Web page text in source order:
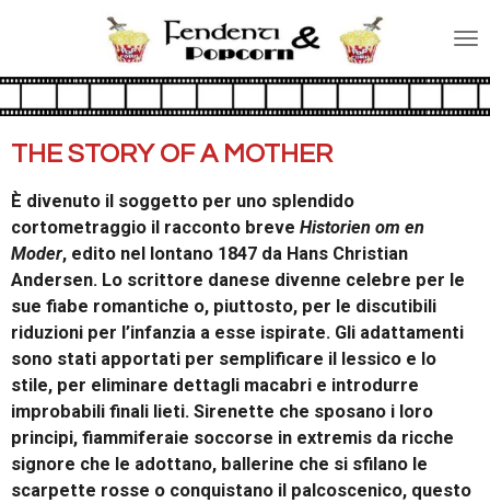
contenuto
THE STORY OF A MOTHER
È divenuto il soggetto per uno splendido
cortometraggio il racconto breve Historien om en
Moder, edito nel lontano 1847 da Hans Christian
Andersen. Lo scrittore danese divenne celebre per le
sue fiabe romantiche o, piuttosto, per le discutibili
riduzioni per l’infanzia a esse ispirate. Gli adattamenti
sono stati apportati per semplificare il lessico e lo
stile, per eliminare dettagli macabri e introdurre
improbabili finali lieti. Sirenette che sposano i loro
principi, fiammiferaie soccorse in extremis da ricche
signore che le adottano, ballerine che si sfilano le
scarpette rosse o conquistano il palcoscenico, questo